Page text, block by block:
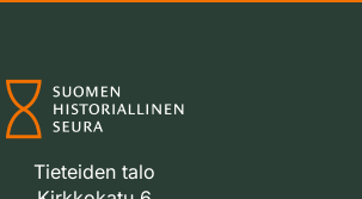
Tieteiden talo